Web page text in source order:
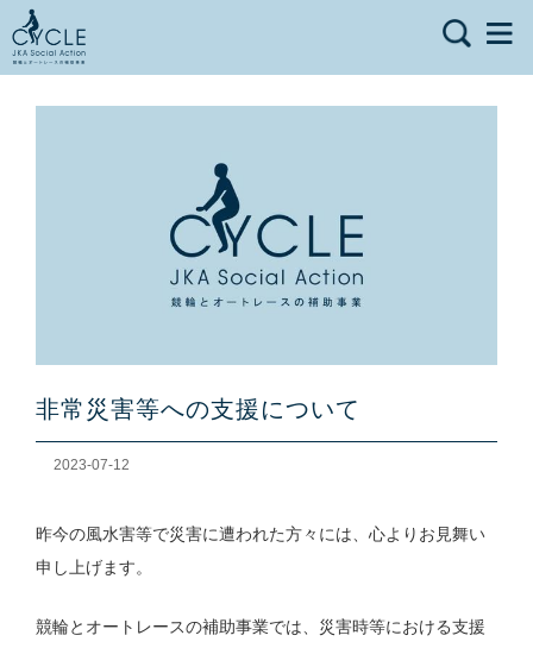
非常災害等への支援について
2023-07-12
昨今の風水害等で災害に遭われた方々には、心よりお見舞い
申し上げます。
競輪とオートレースの補助事業では、災害時等における支援